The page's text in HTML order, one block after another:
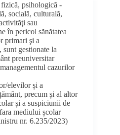
psihologică -
socială, culturală,
sau
în pericol sănătatea
primari şi a
gestionate la
preuniversitar
cazurilor
elevilor și a
precum și al altor
și a suspiciunii de
mediului școlar
nr. 6.235/2023)